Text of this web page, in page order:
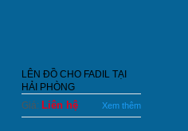
LÊN ĐỒ CHO FADIL TẠI
HẢI PHÒNG
Giá: Liên hệ Xem thêm